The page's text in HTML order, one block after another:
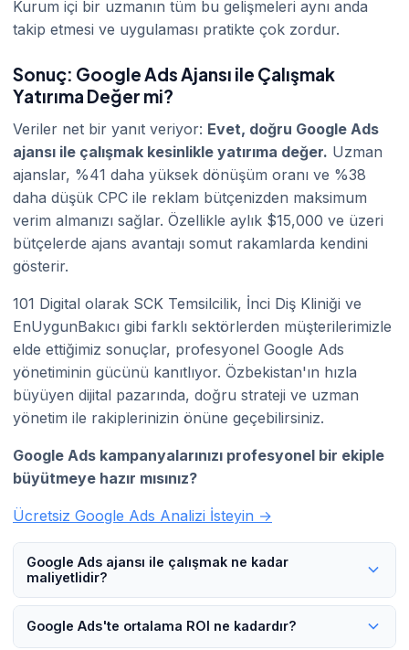
Kurum içi bir uzmanın tüm bu gelişmeleri aynı anda
takip etmesi ve uygulaması pratikte çok zordur.
Sonuç: Google Ads Ajansı ile Çalışmak
Yatırıma Değer mi?
Veriler net bir yanıt veriyor: Evet, doğru Google Ads
ajansı ile çalışmak kesinlikle yatırıma değer. Uzman
ajanslar, %41 daha yüksek dönüşüm oranı ve %38
daha düşük CPC ile reklam bütçenizden maksimum
verim almanızı sağlar. Özellikle aylık $15,000 ve üzeri
bütçelerde ajans avantajı somut rakamlarda kendini
gösterir.
101 Digital olarak SCK Temsilcilik, İnci Diş Kliniği ve
EnUygunBakıcı gibi farklı sektörlerden müşterilerimizle
elde ettiğimiz sonuçlar, profesyonel Google Ads
yönetiminin gücünü kanıtlıyor. Özbekistan'ın hızla
büyüyen dijital pazarında, doğru strateji ve uzman
yönetim ile rakiplerinizin önüne geçebilirsiniz.
Google Ads kampanyalarınızı profesyonel bir ekiple
büyütmeye hazır mısınız?
Ücretsiz Google Ads Analizi İsteyin →
Google Ads ajansı ile çalışmak ne kadar
maliyetlidir?
Google Ads ajans maliyeti genellikle aylık reklam bütçenizin
%12-30'u arasında değişir. Sabit ücret modellerinde ise
Google Ads'te ortalama ROI ne kadardır?